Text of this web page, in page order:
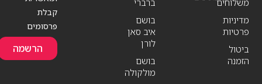
משלוחים
מדיניות
פרטיות
ביטול
הזמנה
ברברי
בושם
איב סאן
לורן
בושם
מולקולה
קבלת
פרסומים
הרשמה